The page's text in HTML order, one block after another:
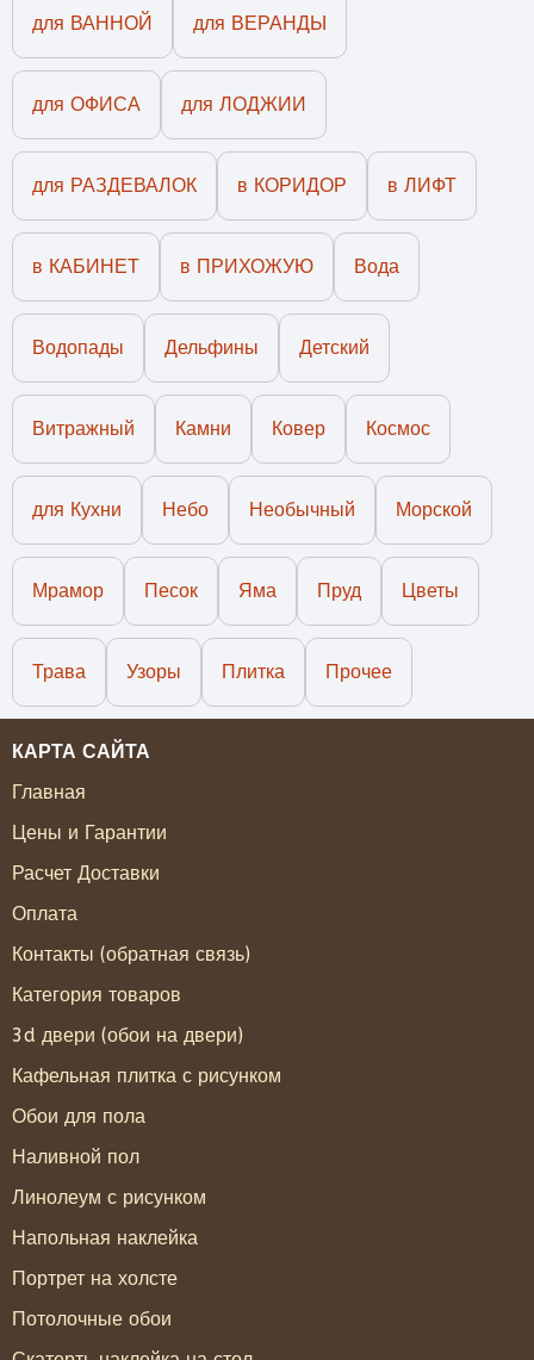
для ВАННОЙ для ВЕРАНДЫ
для ОФИСА для ЛОДЖИИ
для РАЗДЕВАЛОК в КОРИДОР в ЛИФТ
в КАБИНЕТ в ПРИХОЖУЮ Вода
Водопады Дельфины Детский
Витражный Камни Ковер Космос
для Кухни Небо Необычный Морской
Мрамор Песок Яма Пруд Цветы
Трава Узоры Плитка Прочее
КАРТА САЙТА
Главная
Цены и Гарантии
Расчет Доставки
Оплата
Контакты (обратная связь)
Категория товаров
3d двери (обои на двери)
Кафельная плитка с рисунком
Обои для пола
Наливной пол
Линолеум с рисунком
Напольная наклейка
Портрет на холсте
Потолочные обои